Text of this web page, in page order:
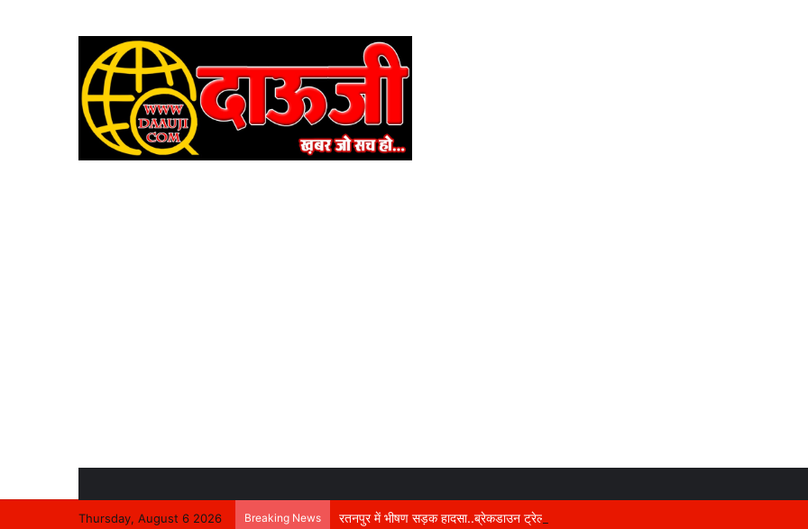
Thursday, August 6 2026 Breaking News रतनपुर में भीषण सड़क हादसा..ब्रेकडाउन ट्रेलर से पीछे आ रही दो ट्रेलरें टकराईं….. चालक कैबिन में